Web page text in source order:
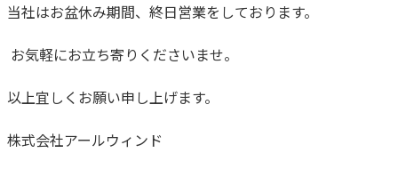
当社はお盆休み期間、終日営業をしております。
お気軽にお立ち寄りくださいませ。
以上宜しくお願い申し上げます。
株式会社アールウィンド